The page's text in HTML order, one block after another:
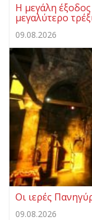
Η μεγάλη
μεγαλύτερο
09.08.2026
Οι ιερές
09.08.2026